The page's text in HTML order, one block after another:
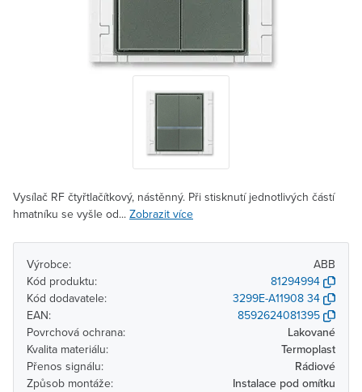
Vysílač RF čtyřtlačítkový, nástěnný. Při stisknutí jednotlivých částí
hmatníku se vyšle od... Zobrazit více
Výrobce:
ABB
Kód produktu:
81294994
Kód dodavatele:
3299E-A11908 34
EAN:
8592624081395
Povrchová ochrana:
Lakované
Kvalita materiálu:
Termoplast
Přenos signálu:
Rádiové
Způsob montáže:
Instalace pod omítku